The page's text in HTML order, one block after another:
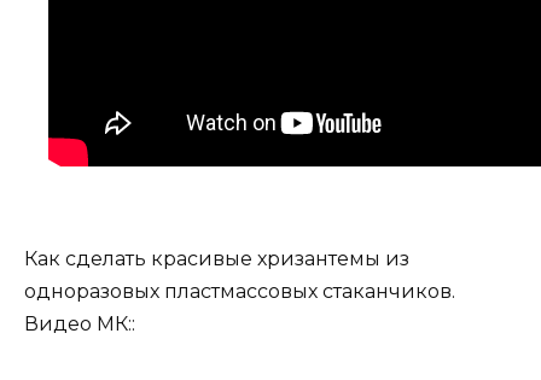
Как сделать красивые хризантемы из
одноразовых пластмассовых стаканчиков.
Видео МК::